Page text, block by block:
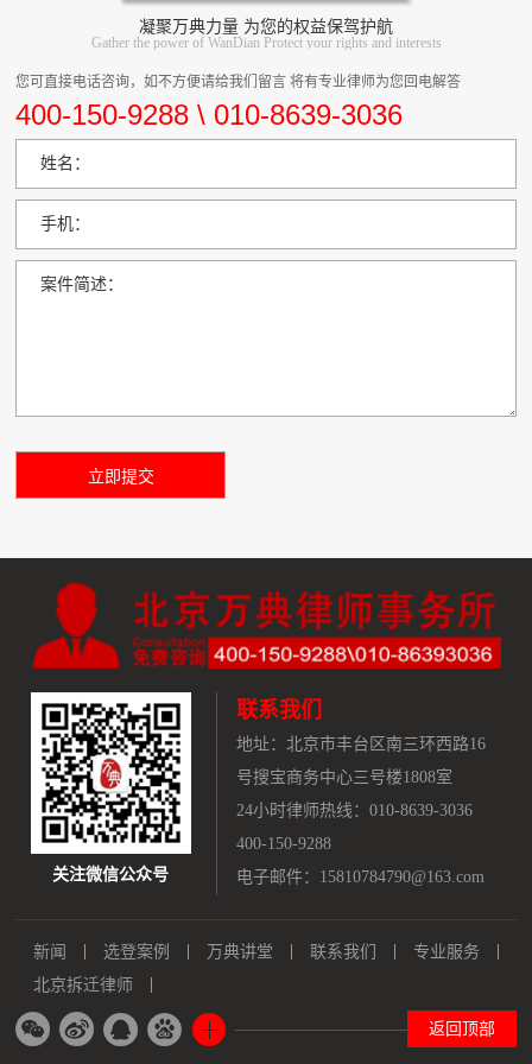
凝聚万典力量 为您的权益保驾护航
Gather the power of WanDian Protect your rights and interests
您可直接电话咨询，如不方便请给我们留言 将有专业律师为您回电解答
400-150-9288 \ 010-8639-3036
姓名：
手机：
案件简述：
关注微信公众号
联系我们
地址： 北京市丰台区南三环西路16
号搜宝商务中心三号楼1808室
24小时律师热线：010-8639-3036
400-150-9288
电子邮件：15810784790@163.com
新闻 选登案例 万典讲堂 联系我们
专业服务
北京拆迁律师
返回顶部